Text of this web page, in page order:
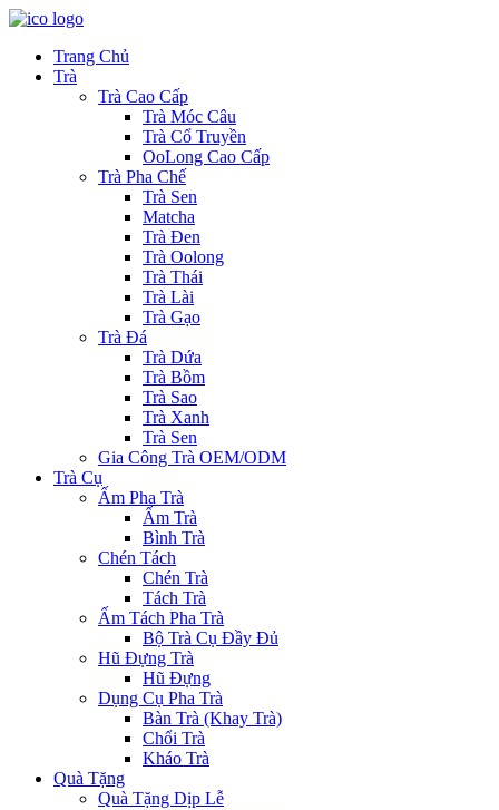
Trang Chủ
Trà
Trà Cao Cấp
Trà Móc Câu
Trà Cổ Truyền
OoLong Cao Cấp
Trà Pha Chế
Trà Sen
Matcha
Trà Đen
Trà Oolong
Trà Thái
Trà Lài
Trà Gạo
Trà Đá
Trà Dứa
Trà Bồm
Trà Sao
Trà Xanh
Trà Sen
Gia Công Trà OEM/ODM
Trà Cụ
Ấm Pha Trà
Ấm Trà
Bình Trà
Chén Tách
Chén Trà
Tách Trà
Ấm Tách Pha Trà
Bộ Trà Cụ Đầy Đủ
Hũ Đựng Trà
Hũ Đựng
Dụng Cụ Pha Trà
Bàn Trà (Khay Trà)
Chổi Trà
Kháo Trà
Quà Tặng
Quà Tặng Dịp Lễ